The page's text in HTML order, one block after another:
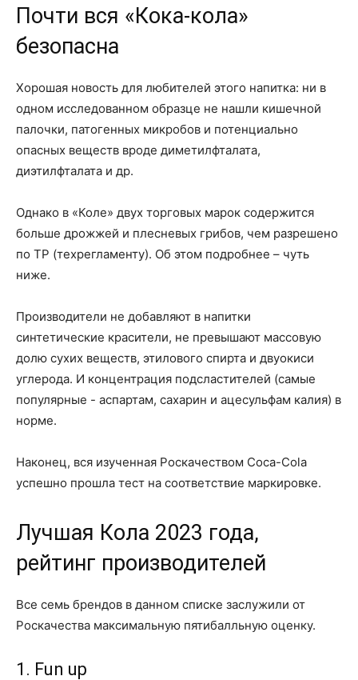
Почти вся «Кока-кола»
безопасна
Хорошая новость для любителей этого напитка: ни в
одном исследованном образце не нашли кишечной
палочки, патогенных микробов и потенциально
опасных веществ вроде диметилфталата,
диэтилфталата и др.
Однако в «Коле» двух торговых марок содержится
больше дрожжей и плесневых грибов, чем разрешено
по ТР (техрегламенту). Об этом подробнее – чуть
ниже.
Производители не добавляют в напитки
синтетические красители, не превышают массовую
долю сухих веществ, этилового спирта и двуокиси
углерода. И концентрация подсластителей (самые
популярные - аспартам, сахарин и ацесульфам калия) в
норме.
Наконец, вся изученная Роскачеством Coca-Cola
успешно прошла тест на соответствие маркировке.
Лучшая Кола 2023 года,
рейтинг производителей
Все семь брендов в данном списке заслужили от
Роскачества максимальную пятибалльную оценку.
1. Fun up